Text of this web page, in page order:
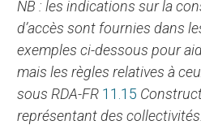
NB : les indications sur la construction des points
d’accès sont fournies dans
exemples ci-dessous pour
mais les règles relatives à
sous RDA-FR 11.15
représentant des collectivités.